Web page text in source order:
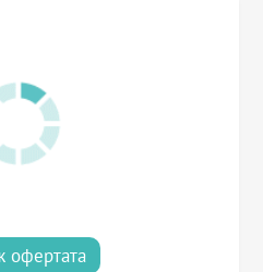
офертата